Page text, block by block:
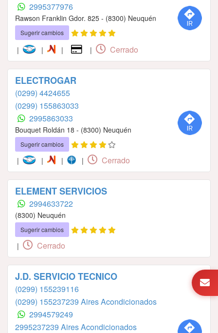
2995377976
Rawson Franklin Gdor. 825 - (8300) Neuquén
Sugerir cambios
| | | | Cerrado
ELECTROGAR
(0299) 4424655
(0299) 155863033
2995863033
Bouquet Roldán 18 - (8300) Neuquén
Sugerir cambios
| | | | Cerrado
ELEMENT SERVICIOS
2994633722
(8300) Neuquén
Sugerir cambios
| Cerrado
J.D. SERVICIO TECNICO
(0299) 155239116
(0299) 155237239 Aires Acondicionados
2994579249
2995237239 Aires Acondicionados